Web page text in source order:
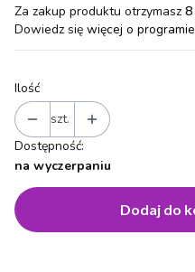
Za zakup produktu otrzymasz
Dowiedz się więcej o
Ilość
szt.
Dostępność:
na wyczerpaniu
Dodaj do